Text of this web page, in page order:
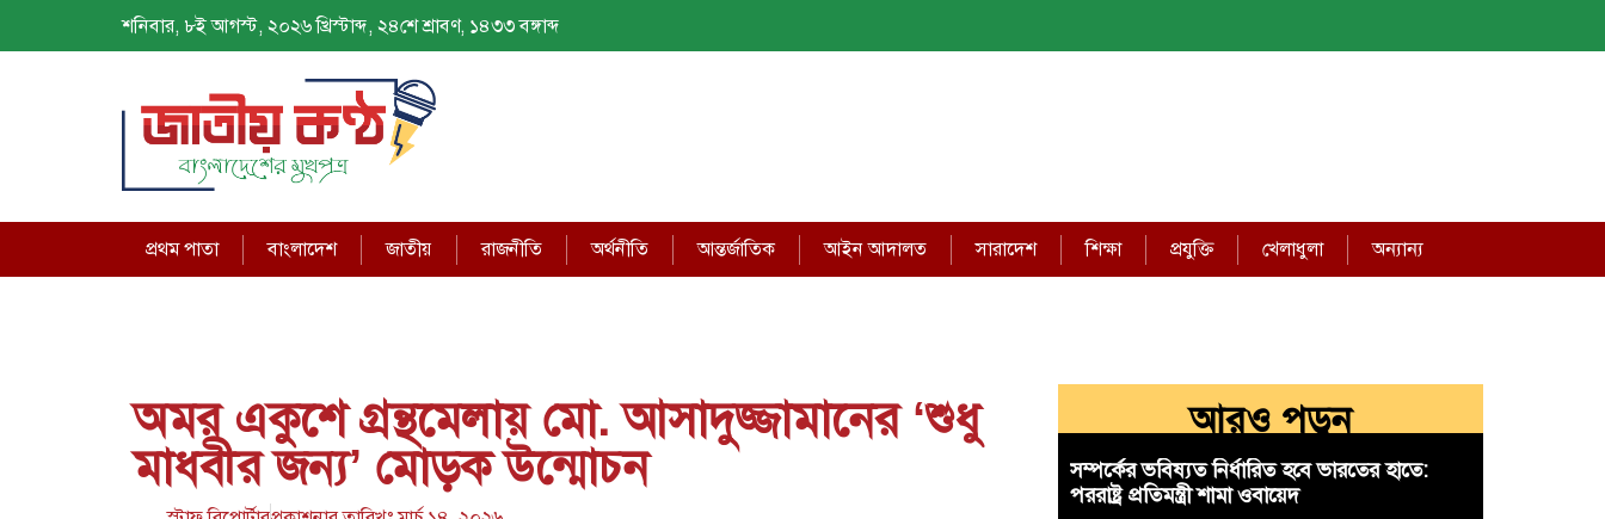
শনিবার, ৮ই আগস্ট, ২০২৬ খ্রিস্টাব্দ, ২৪শে শ্রাবণ, ১৪৩৩ বঙ্গাব্দ
প্রথম পাতা বাংলাদেশ জাতীয় রাজনীতি অর্থনীতি আন্তর্জাতিক আইন আদালত সারাদেশ শিক্ষা প্রযুক্তি খেলাধুলা অন্যান্য
অমর একুশে গ্রন্থমেলায় মো. আসাদুজ্জামানের ‘শুধু
মাধবীর জন্য’ মোড়ক উন্মোচন
আরও পড়ুন
সম্পর্কের ভবিষ্যত নির্ধারিত হবে ভারতের হাতে:
পররাষ্ট্র প্রতিমন্ত্রী শামা ওবায়েদ